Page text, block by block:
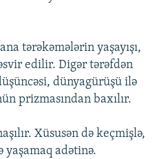
tərəkəmələrin yaşayışı,
edilir. Digər tərəfdən
dünyagürüşü ilə
prizmasından baxılır.
Xüsusən də keçmişlə,
yaşamaq adətinə.